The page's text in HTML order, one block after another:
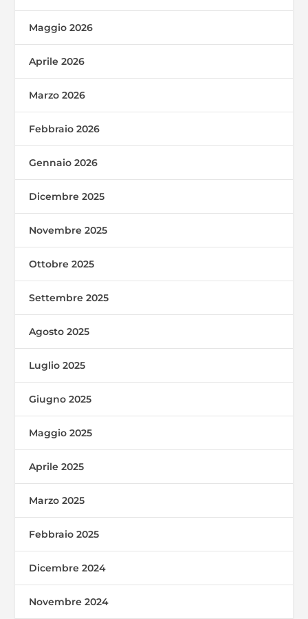
Maggio 2026
Aprile 2026
Marzo 2026
Febbraio 2026
Gennaio 2026
Dicembre 2025
Novembre 2025
Ottobre 2025
Settembre 2025
Agosto 2025
Luglio 2025
Giugno 2025
Maggio 2025
Aprile 2025
Marzo 2025
Febbraio 2025
Dicembre 2024
Novembre 2024